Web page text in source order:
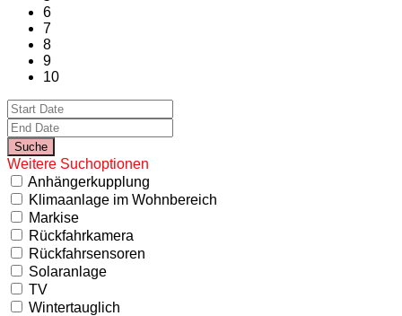
6
7
8
9
10
Weitere Suchoptionen
Anhängerkupplung
Klimaanlage im Wohnbereich
Markise
Rückfahrkamera
Rückfahrsensoren
Solaranlage
TV
Wintertauglich